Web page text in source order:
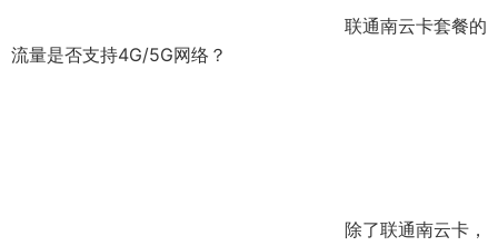
联通南云卡套餐的
流量是否支持4G/5G网络？
除了联通南云卡，